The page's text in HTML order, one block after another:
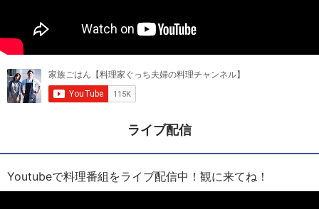
ライブ配信
Youtubeで料理番組をライブ配信中！観に来てね！